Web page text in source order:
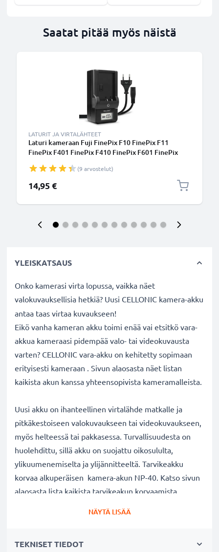
Saatat pitää myös näistä
LATURIT JA VIRTALÄHTEET
Laturi kameraan Fuji FinePix F10 FinePix F11
FinePix F401 FinePix F410 FinePix F601 FinePix
(9 arvostelut)
14,95 €
YLEISKATSAUS
Onko kamerasi virta lopussa, vaikka näet
valokuvauksellisia hetkiä? Uusi CELLONIC kamera-akku
antaa taas virtaa kuvaukseen!
Eikö vanha kameran akku toimi enää vai etsitkö vara-
akkua kameraasi pidempää valo- tai videokuvausta
varten? CELLONIC vara-akku on kehitetty sopimaan
erityisesti kameraan . Sivun alaosasta näet listan
kaikista akun kanssa yhteensopivista kameramalleista.
Uusi akku on ihanteellinen virtalähde matkalle ja
pitkäkestoiseen valokuvaukseen tai videokuvaukseen,
myös helteessä tai pakkasessa. Turvallisuudesta on
huolehdittu, sillä akku on suojattu oikosululta,
ylikuumenemiselta ja ylijännitteeltä. Tarvikeakku
korvaa alkuperäisen kamera-akun NP-40. Katso sivun
alaosasta lista kaikista tarvikeakun korvaamista
✔100% yhteensopiva vaihtoakku
NÄYTÄ LISÄÄ
TEKNISET TIEDOT